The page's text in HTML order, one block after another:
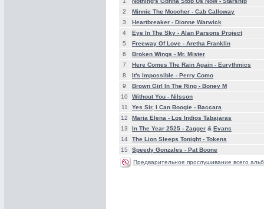
2
Minnie The Moocher - Cab Calloway
3
Heartbreaker - Dionne Warwick
4
Eye In The Sky - Alan Parsons Project
5
Freeway Of Love - Aretha Franklin
6
Broken Wings - Mr. Mister
7
Here Comes The Rain Again - Eurythmics
8
It's Impossible - Perry Como
9
Brown Girl In The Ring - Boney M
10
Without You - Nilsson
11
Yes Sir, I Can Boogie - Baccara
12
Maria Elena - Los Indios Tabajaras
13
In The Year 2525 - Zagger & Evans
14
The Lion Sleeps Tonight - Tokens
15
Speedy Gonzales - Pat Boone
Предварительное прослушивание всего